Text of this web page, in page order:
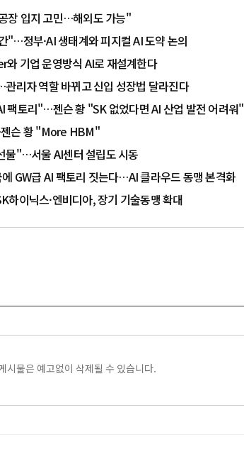
장 입지 고민…해외도 가능"
"…정부·AI 생태계와 피지컬 AI 도약 논의
기업 운영방식 AI로 재설계한다
리자 역할 바뀌고 신입 성장법 달라진다
팩토리"…젠슨 황 "SK 없었다면 AI 산업 발전 어려워"
슨 황 "More HBM"
물"…서울 AI센터 설립도 시동
GW급 AI 팩토리 짓는다…AI 클라우드 동맹 본격화
이닉스·엔비디아, 장기 기술동맹 확대